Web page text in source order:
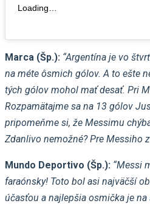
Loading…
Marca (Šp.): “Argentína je vo
na méte ôsmich gólov. A to ešte
tých gólov mohol mať desať. Pri
Rozpamätajme sa na 13 gólov
pripomeňme si, že Messimu
Zdanlivo nemožné? Pre Messiho
Mundo Deportivo (Šp.): “Messi
faraónsky! Toto bol asi najväčší
účasťou a najlepšia osmička je na